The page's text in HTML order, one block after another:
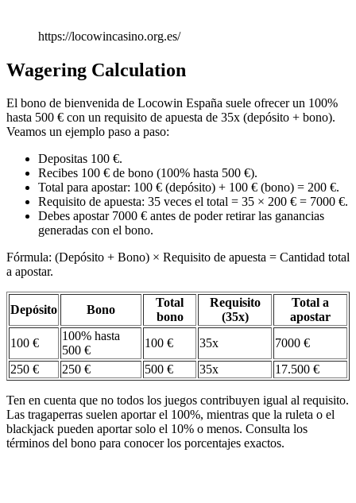
https://locowincasino.org.es/
Wagering Calculation
El bono de bienvenida de Locowin España suele ofrecer un 100%
hasta 500 € con un requisito de apuesta de 35x (depósito + bono).
Veamos un ejemplo paso a paso:
Depositas 100 €.
Recibes 100 € de bono (100% hasta 500 €).
Total para apostar: 100 € (depósito) + 100 € (bono) = 200 €.
Requisito de apuesta: 35 veces el total = 35 × 200 € = 7000 €.
Debes apostar 7000 € antes de poder retirar las ganancias
generadas con el bono.
Fórmula: (Depósito + Bono) × Requisito de apuesta = Cantidad total
a apostar.
Depósito Bono
Total
bono
Requisito
(35x)
Total a
apostar
100 €
100% hasta
500 €
100 € 35x
7000 €
250 €
250 € 500 € 35x 17.500 €
Ten en cuenta que no todos los juegos contribuyen igual al requisito.
Las tragaperras suelen aportar el 100%, mientras que la ruleta o el
blackjack pueden aportar solo el 10% o menos. Consulta los
términos del bono para conocer los porcentajes exactos.